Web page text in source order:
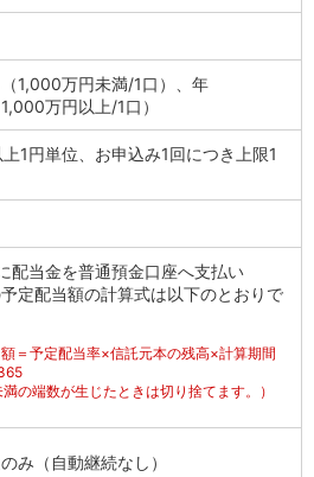
1,000万円未満/1口）、年
万円以上/1口）
1円単位、お申込み1回につき上限1
配当金を普通預金口座へ支払い
定配当額の計算式は以下のとおりで
＝予定配当率×信託元本の残高×計算期間
満の端数が生じたときは切り捨てます。）
み（自動継続なし）